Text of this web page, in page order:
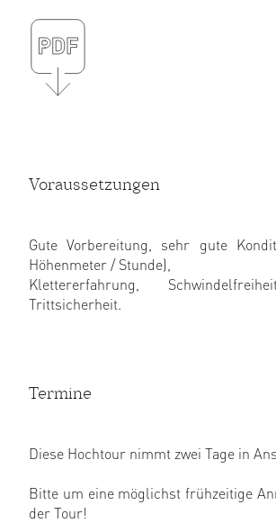
Voraussetzungen
Gute Vorbereitung, sehr gute
Höhenmeter / Stunde),
Klettererfahrung,
Trittsicherheit.
Termine
Diese Hochtour nimmt zwei Tage in
Bitte um eine möglichst frühzeitige
der Tour!